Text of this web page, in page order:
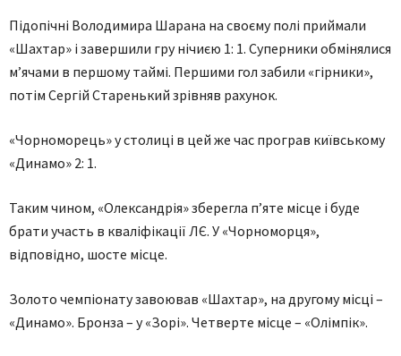
Підопічні Володимира Шарана на своєму полі приймали
«Шахтар» і завершили гру нічиєю 1: 1. Суперники обмінялися
м’ячами в першому таймі. Першими гол забили «гірники»,
потім Сергій Старенький зрівняв рахунок.
«Чорноморець» у столиці в цей же час програв київському
«Динамо» 2: 1.
Таким чином, «Олександрія» зберегла п’яте місце і буде
брати участь в кваліфікації ЛЄ. У «Чорноморця»,
відповідно, шосте місце.
Золото чемпіонату завоював «Шахтар», на другому місці –
«Динамо». Бронза – у «Зорі». Четверте місце – «Олімпік».